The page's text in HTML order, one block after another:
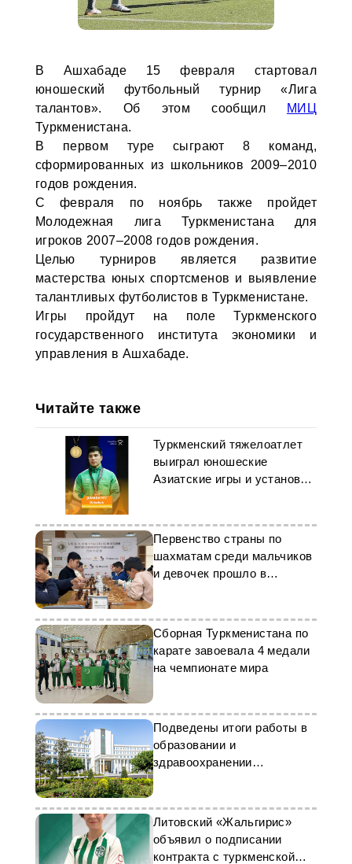
В Ашхабаде 15 февраля стартовал
юношеский футбольный турнир «Лига
талантов». Об этом сообщил
МИЦ
Туркменистана.
В первом туре сыграют 8 команд,
сформированных из школьников 2009–2010
годов рождения.
С февраля по ноябрь также пройдет
Молодежная лига Туркменистана для
игроков 2007–2008 годов рождения.
Целью турниров является развитие
мастерства юных спортсменов и выявление
талантливых футболистов в Туркменистане.
Игры пройдут на поле Туркменского
государственного института экономики и
управления в Ашхабаде.
Читайте также
Туркменский тяжелоатлет
выиграл юношеские
Азиатские игры и установил
Первенство страны по
шахматам среди мальчиков
и девочек прошло в
Ашхабаде
Сборная Туркменистана по
карате завоевала 4 медали
на чемпионате мира
Подведены итоги работы в
образовании и
здравоохранении
Туркменистана
Литовский «Жальгирис»
объявил о подписании
контракта с туркменской